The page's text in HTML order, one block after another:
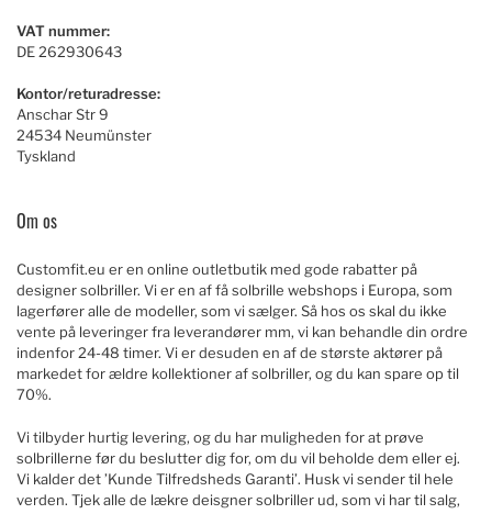
VAT nummer:
DE 262930643
Kontor/returadresse:
Anschar Str 9
24534 Neumünster
Tyskland
Om os
Customfit.eu er en online outletbutik med gode rabatter på
designer solbriller. Vi er en af få solbrille webshops i Europa, som
lagerfører alle de modeller, som vi sælger. Så hos os skal du ikke
vente på leveringer fra leverandører mm, vi kan behandle din ordre
indenfor 24-48 timer. Vi er desuden en af de største aktører på
markedet for ældre kollektioner af solbriller, og du kan spare op til
70%.
Vi tilbyder hurtig levering, og du har muligheden for at prøve
solbrillerne før du beslutter dig for, om du vil beholde dem eller ej.
Vi kalder det ’Kunde Tilfredsheds Garanti’. Husk vi sender til hele
verden. Tjek alle de lækre deisgner solbriller ud, som vi har til salg,